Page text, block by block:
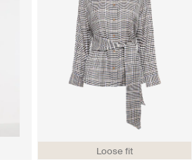
Loose fit